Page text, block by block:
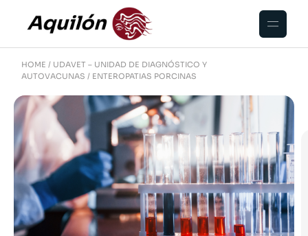
HOME
UDAVET – UNIDAD DE DIAGNÓSTICO Y
AUTOVACUNAS
ENTEROPATIAS PORCINAS